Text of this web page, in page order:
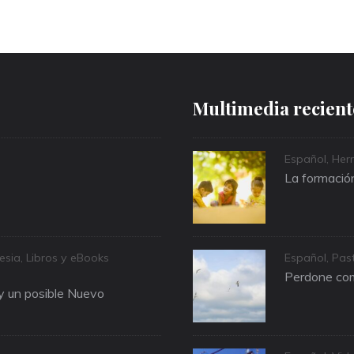
, Libros y eBooks
un posible Nuevo
Multimedia
Categories
Español,
La
Categories
Español,
Perdone